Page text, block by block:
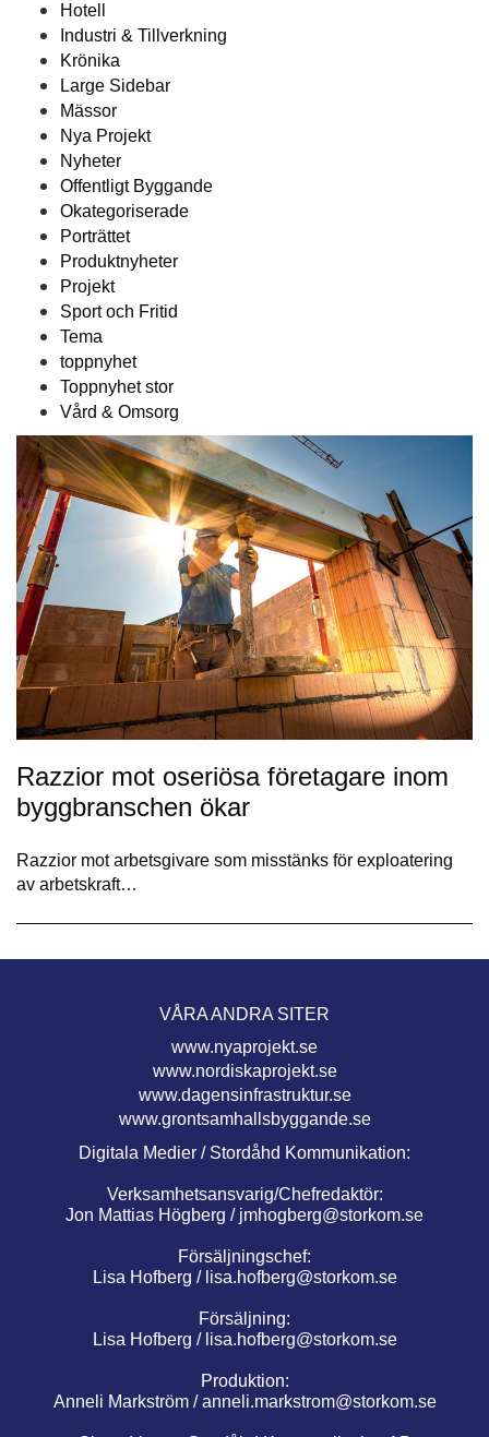
Hotell
Industri & Tillverkning
Krönika
Large Sidebar
Mässor
Nya Projekt
Nyheter
Offentligt Byggande
Okategoriserade
Porträttet
Produktnyheter
Projekt
Sport och Fritid
Tema
toppnyhet
Toppnyhet stor
Vård & Omsorg
Razzior mot oseriösa företagare inom
byggbranschen ökar
Razzior mot arbetsgivare som misstänks för exploatering
av arbetskraft…
VÅRA ANDRA SITER
www.nyaprojekt.se
www.nordiskaprojekt.se
www.dagensinfrastruktur.se
www.grontsamhallsbyggande.se
Digitala Medier / Stordåhd Kommunikation:
Verksamhetsansvarig/Chefredaktör:
Jon Mattias Högberg / jmhogberg@storkom.se
Försäljningschef:
Lisa Hofberg / lisa.hofberg@storkom.se
Försäljning:
Lisa Hofberg / lisa.hofberg@storkom.se
Produktion:
Anneli Markström /anneli.markstrom@storkom.se